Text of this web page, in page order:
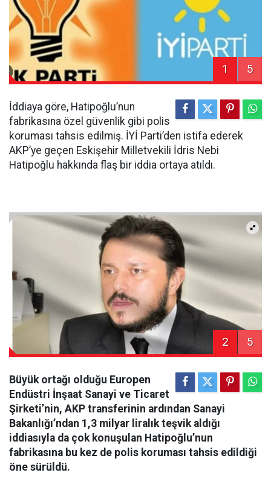
1 5
İddiaya göre, Hatipoğlu’nun
fabrikasına özel güvenlik gibi polis
koruması tahsis edilmiş. İYİ Parti’den istifa ederek
AKP’ye geçen Eskişehir Milletvekili İdris Nebi
Hatipoğlu hakkında flaş bir iddia ortaya atıldı.
2 5
Büyük ortağı olduğu Europen
Endüstri İnşaat Sanayi ve Ticaret
Şirketi’nin, AKP transferinin ardından Sanayi
Bakanlığı’ndan 1,3 milyar liralık teşvik aldığı
iddiasıyla da çok konuşulan Hatipoğlu’nun
fabrikasına bu kez de polis koruması tahsis edildiği
öne sürüldü.